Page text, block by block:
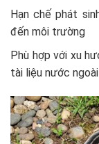
Hạn chế phát
đến môi trường
Phù hợp với xu
tài liệu nước